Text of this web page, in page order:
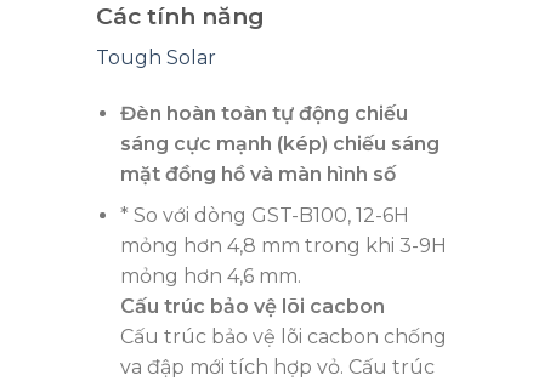
Các tính năng
Tough Solar
Đèn hoàn toàn tự động chiếu
sáng cực mạnh (kép) chiếu sáng
mặt đồng hồ và màn hình số
* So với dòng GST-B100, 12-6H
mỏng hơn 4,8 mm trong khi 3-9H
mỏng hơn 4,6 mm.
Cấu trúc bảo vệ lõi cacbon
Cấu trúc bảo vệ lõi cacbon chống
va đập mới tích hợp vỏ. Cấu trúc